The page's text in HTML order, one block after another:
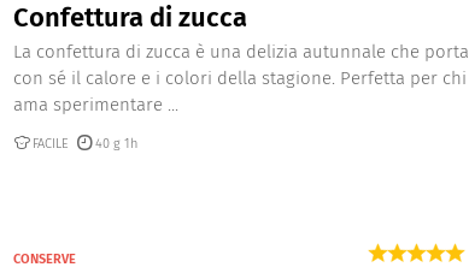
Confettura di zucca
La confettura di zucca è una delizia autunnale che porta
con sé il calore e i colori della stagione. Perfetta per chi
ama sperimentare ...
FACILE 40 g 1h
CONSERVE